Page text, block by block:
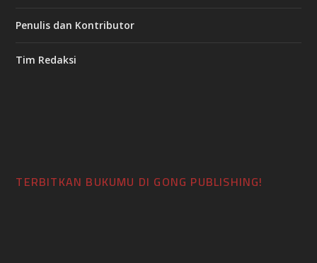
Penulis dan Kontributor
Tim Redaksi
TERBITKAN BUKUMU DI GONG PUBLISHING!